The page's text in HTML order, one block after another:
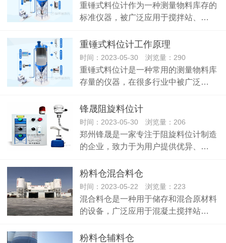
重锤式料位计作为一种测量物料库存的
标准仪器，被广泛应用于搅拌站、…
重锤式料位计工作原理
时间：2023-05-30 浏览量：290
重锤式料位计是一种常用的测量物料库
存量的仪器，在很多行业中被广泛…
锋晟阻旋料位计
时间：2023-05-30 浏览量：206
郑州锋晟是一家专注于阻旋料位计制造
的企业，致力于为用户提供优异、…
粉料仓混合料仓
时间：2023-05-22 浏览量：223
混合料仓是一种用于储存和混合原材料
的设备，广泛应用于混凝土搅拌站…
粉料仓辅料仓